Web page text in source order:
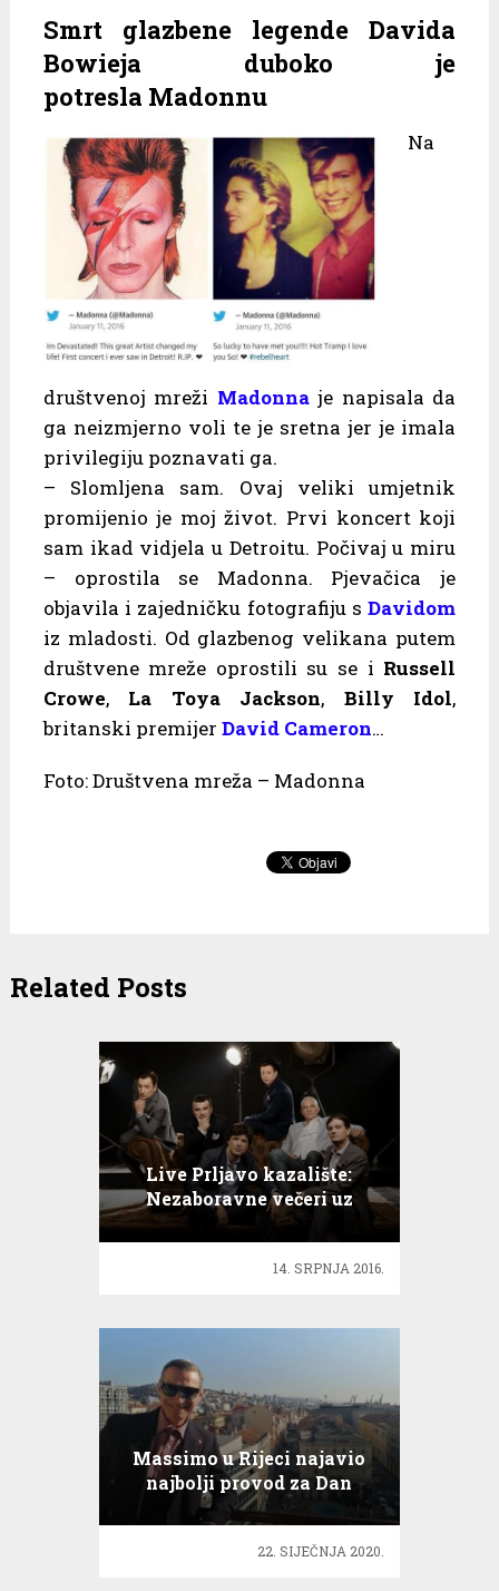
Smrt glazbene legende Davida
Bowieja duboko je
potresla Madonnu
Na
društvenoj mreži Madonnaje napisala da
ga neizmjerno voli te je sretna jer je imala
privilegiju poznavati ga.
– Slomljena sam. Ovaj veliki umjetnik
promijenio je moj život. Prvi koncert koji
sam ikad vidjela u Detroitu. Počivaj u miru
– oprostila se Madonna. Pjevačica je
objavila i zajedničku fotografiju sDavidom
iz mladosti. Od glazbenog velikana putem
društvene mreže oprostili su se i Russell
Crowe, La Toya Jackson, Billy Idol,
britanski premijer David Cameron…
Foto: Društvena mreža – Madonna
Related Posts
Live Prljavo kazalište:
Nezaboravne večeri uz
omiljeni band
14. SRPNJA 2016.
Massimo u Rijeci najavio
najbolji provod za Dan
Zaljubljenih
22. SIJEČNJA 2020.